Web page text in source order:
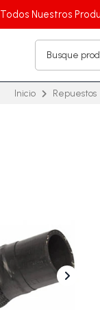
Todos Nuestros
Inicio Repuestos